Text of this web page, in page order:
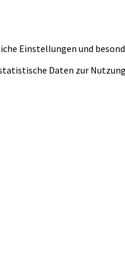
Einstellungen und
Daten zur